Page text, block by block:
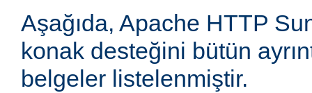
Aşağıda, Apache HTTP
konak desteğini bütün
belgeler listelenmiştir.